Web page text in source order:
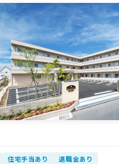
住宅手当あり
退職金あり